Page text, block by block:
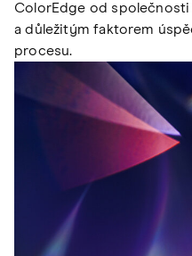
ColorEdge od
a důležitým faktorem
procesu.